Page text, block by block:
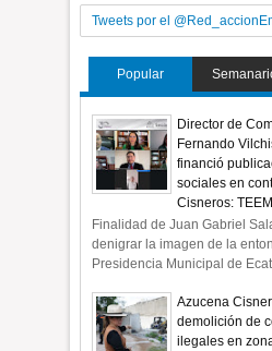
Tweets por el
Popular
Director de
Fernando
financió
sociales en
Cisneros:
Finalidad de Juan Gabriel
denigrar la imagen de la
Presidencia Municipal de
Azucena
demolición de
ilegales en